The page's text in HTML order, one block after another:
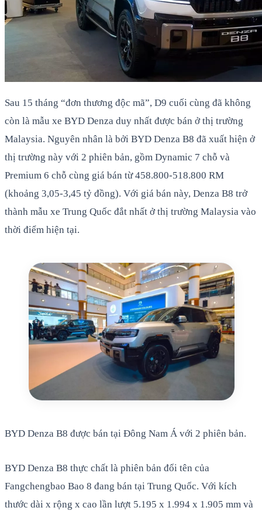
Sau 15 tháng “đơn thương độc mã”, D9 cuối cùng đã không
còn là mẫu xe BYD Denza duy nhất được bán ở thị trường
Malaysia. Nguyên nhân là bởi BYD Denza B8 đã xuất hiện ở
thị trường này với 2 phiên bản, gồm Dynamic 7 chỗ và
Premium 6 chỗ cùng giá bán từ 458.800-518.800 RM
(khoảng 3,05-3,45 tỷ đồng). Với giá bán này, Denza B8 trở
thành mẫu xe Trung Quốc đắt nhất ở thị trường Malaysia vào
thời điểm hiện tại.
BYD Denza B8 được bán tại Đông Nam Á với 2 phiên bản.
BYD Denza B8 thực chất là phiên bản đổi tên của
Fangchengbao Bao 8 đang bán tại Trung Quốc. Với kích
thước dài x rộng x cao lần lượt 5.195 x 1.994 x 1.905 mm và